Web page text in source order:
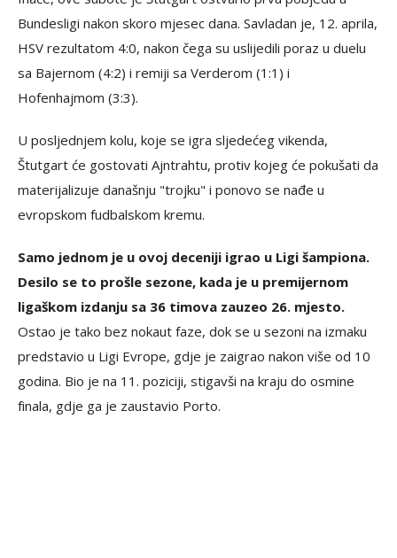
Bundesligi nakon skoro mjesec dana. Savladan je, 12. aprila,
HSV rezultatom 4:0, nakon čega su uslijedili poraz u duelu
sa Bajernom (4:2) i remiji sa Verderom (1:1) i
Hofenhajmom (3:3).
U posljednjem kolu, koje se igra sljedećeg vikenda,
Štutgart će gostovati Ajntrahtu, protiv kojeg će pokušati da
materijalizuje današnju "trojku" i ponovo se nađe u
evropskom fudbalskom kremu.
Samo jednom je u ovoj deceniji igrao u Ligi šampiona.
Desilo se to prošle sezone, kada je u premijernom
ligaškom izdanju sa 36 timova zauzeo 26. mjesto.
Ostao je tako bez nokaut faze, dok se u sezoni na izmaku
predstavio u Ligi Evrope, gdje je zaigrao nakon više od 10
godina. Bio je na 11. poziciji, stigavši na kraju do osmine
finala, gdje ga je zaustavio Porto.